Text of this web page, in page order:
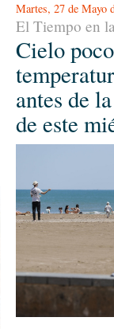
Martes, 27 de Mayo
El Tiempo en
Cielo
antes de
de este